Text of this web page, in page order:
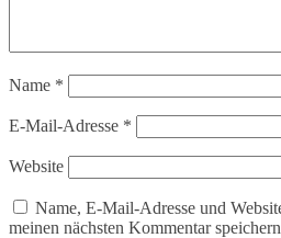
Name *
E-Mail-Adresse *
Website
Name, E-Mail-Adresse und
meinen nächsten Kommentar